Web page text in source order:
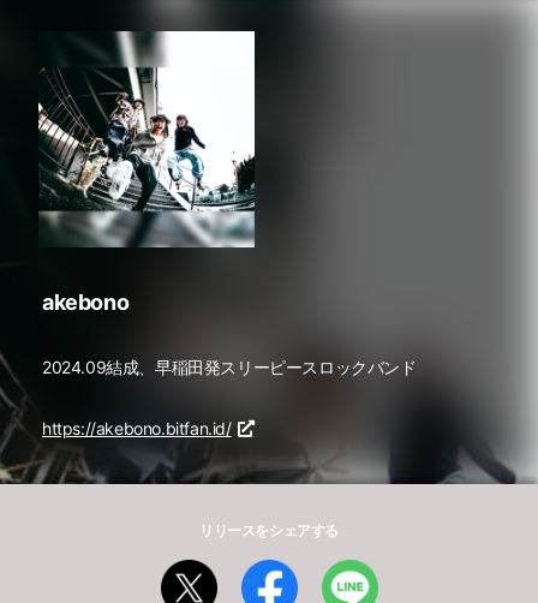
akebono
2024.09結成、早稲田発スリーピースロックバンド
https://akebono.bitfan.id/
リリースをシェアする